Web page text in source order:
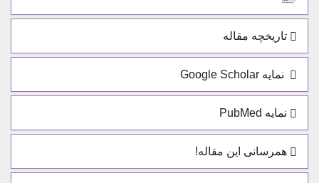
تاریخچه مقاله
نمایه Google Scholar
نمایه PubMed
همرسانی این مقاله!